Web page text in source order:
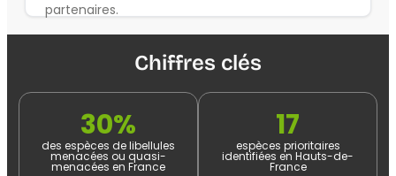
partenaires.
Chiffres clés
30%
des espèces de libellules
menacées ou quasi-
menacées en France​
17
espèces prioritaires
identifiées en Hauts-de-
France​